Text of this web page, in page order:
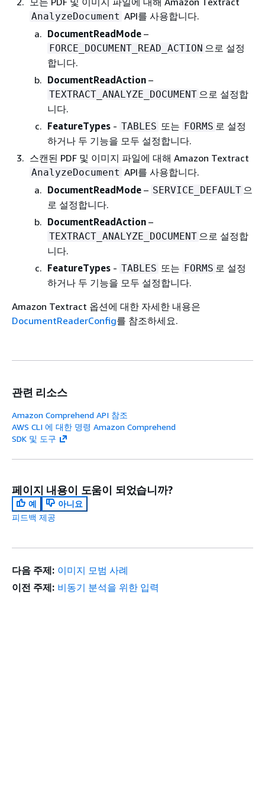
AnalyzeDocument API를 사용합니다.
DocumentReadMode –
FORCE_DOCUMENT_READ_ACTION 으로 설정
합니다.
DocumentReadAction –
TEXTRACT_ANALYZE_DOCUMENT 으로 설정합
니다.
FeatureTypes - TABLES 또는 FORMS 로 설정
하거나 두 기능을 모두 설정합니다.
스캔된 PDF 및 이미지 파일에 대해 Amazon Textract
AnalyzeDocument API를 사용합니다.
DocumentReadMode – SERVICE_DEFAULT 으
로 설정합니다.
DocumentReadAction –
TEXTRACT_ANALYZE_DOCUMENT 으로 설정합
니다.
FeatureTypes - TABLES 또는 FORMS 로 설정
하거나 두 기능을 모두 설정합니다.
Amazon Textract 옵션에 대한 자세한 내용은
DocumentReaderConfig를 참조하세요.
관련 리소스
Amazon Comprehend API 참조
AWS CLI 에 대한 명령 Amazon Comprehend
SDK 및 도구
페이지 내용이 도움이 되었습니까?
예
아니요
피드백 제공
다음 주제: 이미지 모범 사례
이전 주제: 비동기 분석을 위한 입력